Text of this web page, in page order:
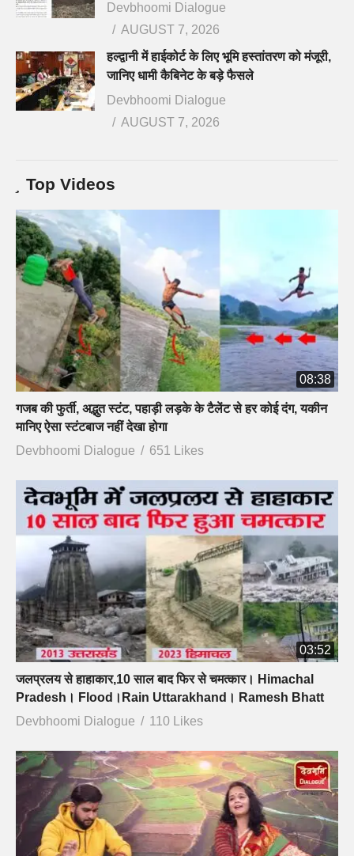
Devbhoomi Dialogue
AUGUST 7, 2026
हल्द्वानी में हाईकोर्ट के लिए भूमि हस्तांतरण को मंजूरी,
जानिए धामी कैबिनेट के बड़े फैसले
Devbhoomi Dialogue
AUGUST 7, 2026
Top Videos
08:38
गजब की फुर्ती, अद्भुत स्टंट, पहाड़ी लड़के के टैलेंट से हर कोई दंग, यकीन
मानिए ऐसा स्टंटबाज नहीं देखा होगा
Devbhoomi Dialogue
651 Likes
03:52
जलप्रलय से हाहाकार,10 साल बाद फिर से चमत्कार। Himachal
Pradesh। Flood।Rain Uttarakhand। Ramesh Bhatt
Devbhoomi Dialogue
110 Likes